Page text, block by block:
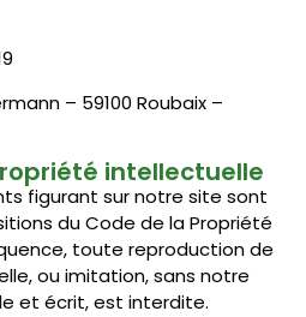
– 59100 Roubaix –
intellectuelle
figurant sur notre site sont
du Code de la Propriété
toute reproduction de
ou imitation, sans notre
et écrit, est interdite.